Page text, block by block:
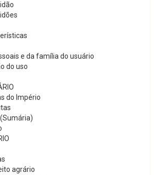
e da família do usuário
do uso
do Império
agrário